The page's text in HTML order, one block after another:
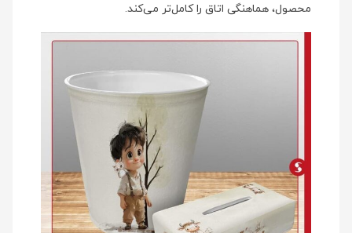
محصول، هماهنگی اتاق را کامل‌تر می‌کند.